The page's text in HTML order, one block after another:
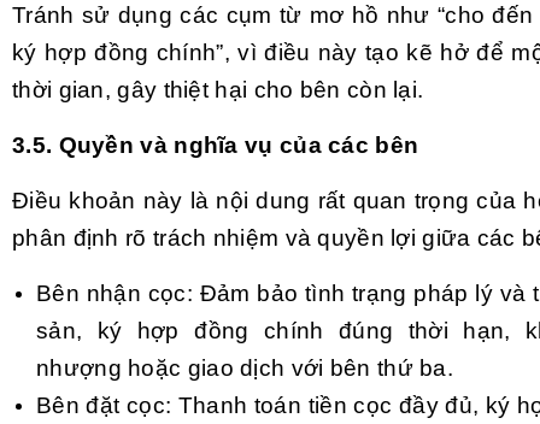
Tránh sử dụng các cụm từ mơ hồ như “cho
ký hợp đồng chính”, vì điều này tạo kẽ hở để
thời gian, gây thiệt hại cho bên còn lại.
3.5. Quyền và nghĩa vụ của các bên
Điều khoản này là nội dung rất quan trọng của
phân định rõ trách nhiệm và quyền lợi giữa các
Bên nhận cọc: Đảm bảo tình trạng pháp lý và
sản, ký hợp đồng chính đúng thời hạn,
nhượng hoặc giao dịch với bên thứ ba.
Bên đặt cọc: Thanh toán tiền cọc đầy đủ, ký